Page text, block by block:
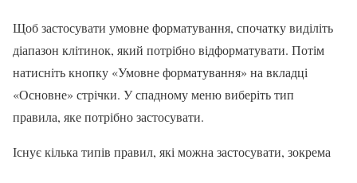
Щоб застосувати умовне форматування, спочатку виділіть
діапазон клітинок, який потрібно відформатувати. Потім
натисніть кнопку «Умовне форматування» на вкладці
«Основне» стрічки. У спадному меню виберіть тип
правила, яке потрібно застосувати.
Існує кілька типів правил, які можна застосувати, зокрема